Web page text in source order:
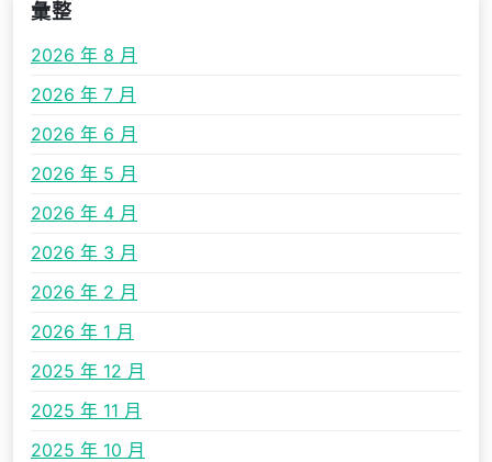
彙整
2026 年 8 月
2026 年 7 月
2026 年 6 月
2026 年 5 月
2026 年 4 月
2026 年 3 月
2026 年 2 月
2026 年 1 月
2025 年 12 月
2025 年 11 月
2025 年 10 月